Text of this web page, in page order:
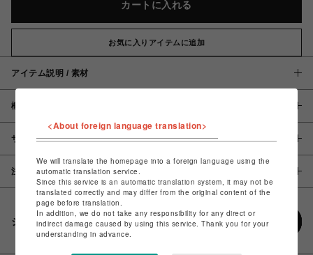
カートに入れる
お気に入りアイテムに追加
アイテム説明 / 素材
概要
サイズ
注意事項
シェアする
<About foreign language translation>
We will translate the homepage into a foreign language using the
automatic translation service.
Since this service is an automatic translation system, it may not be
translated correctly and may differ from the original content of the
page before translation.
In addition, we do not take any responsibility for any direct or
indirect damage caused by using this service. Thank you for your
understanding in advance.